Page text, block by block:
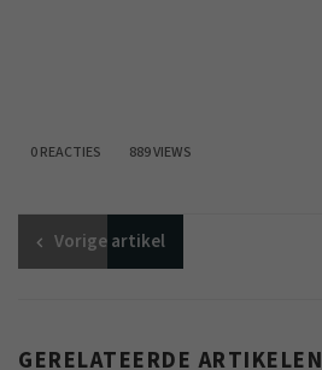
0 REACTIES 889 VIEWS
Vorigeartikel
GERELATEERDE ARTIKELEN